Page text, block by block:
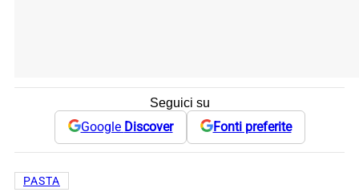
Seguici su
Google Discover Fonti preferite
PASTA